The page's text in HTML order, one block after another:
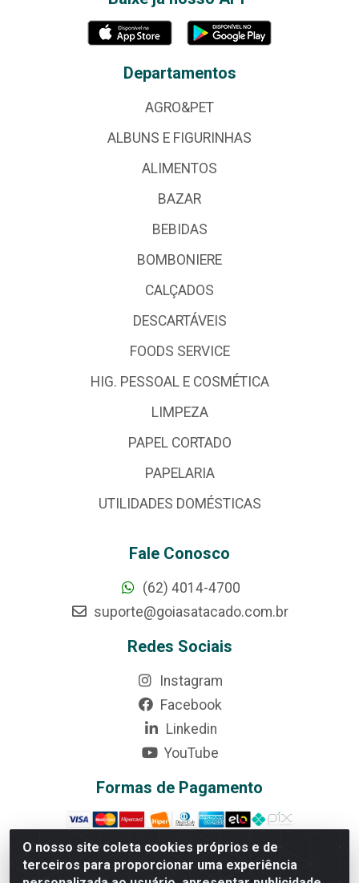
O nosso site coleta cookies próprios e de
terceiros para proporcionar uma experiência
Departamentos
AGRO&PET
ALBUNS E FIGURINHAS
ALIMENTOS
BAZAR
BEBIDAS
BOMBONIERE
CALÇADOS
DESCARTÁVEIS
FOODS SERVICE
HIG. PESSOAL E COSMÉTICA
LIMPEZA
PAPEL CORTADO
PAPELARIA
UTILIDADES DOMÉSTICAS
Fale Conosco
(62) 4014-4700
suporte@goiasatacado.com.br
Redes Sociais
Instagram
Facebook
Linkedin
YouTube
Formas de Pagamento